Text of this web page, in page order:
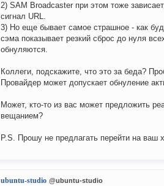
2) SAM Broadcaster при этом тоже
сигнал URL.
3) Но еще бывает самое страшное - как
сэма показывает резкий сброс до нуля
обнуляются.
Коллеги, подскажите, что это за беда?
Провайдер может допускает обнуление
Может, кто-то из вас может предложить
вещанием?
P.S. Прошу не предлагать перейти на ваш
ubuntu-studio @ubuntu-studio